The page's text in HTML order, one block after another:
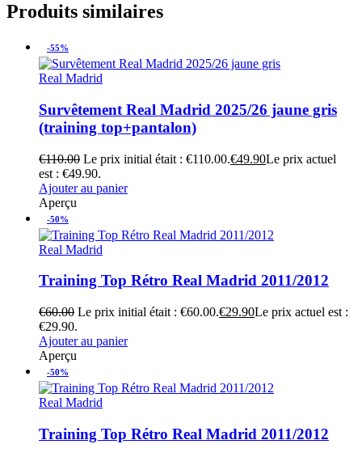
Produits similaires
-55%
Real Madrid
Survêtement Real Madrid 2025/26 jaune gris
(training top+pantalon)
€110.00 Le prix initial était : €110.00.€49.90Le prix actuel
est : €49.90.
Ajouter au panier
Aperçu
-50%
Real Madrid
Training Top Rétro Real Madrid 2011/2012
€60.00 Le prix initial était : €60.00.€29.90Le prix actuel est :
€29.90.
Ajouter au panier
Aperçu
-50%
Real Madrid
Training Top Rétro Real Madrid 2011/2012